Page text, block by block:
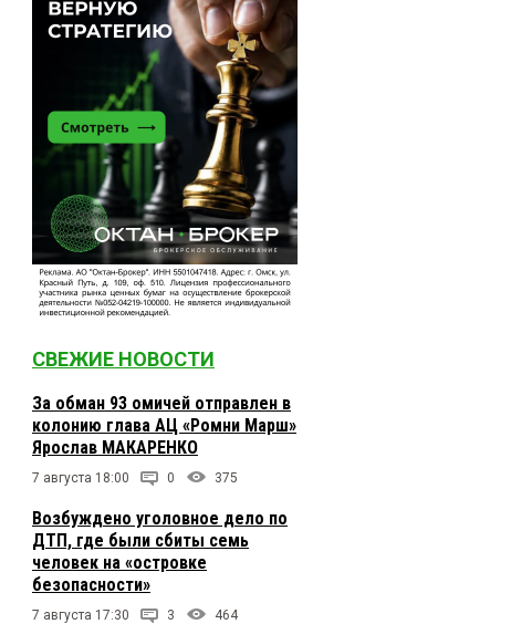
СВЕЖИЕ НОВОСТИ
За обман 93 омичей отправлен в
колонию глава АЦ «Ромни Марш»
Ярослав МАКАРЕНКО
7 августа 18:00 0 375
Возбуждено уголовное дело по
ДТП, где были сбиты семь
человек на «островке
безопасности»
7 августа 17:30 3 464